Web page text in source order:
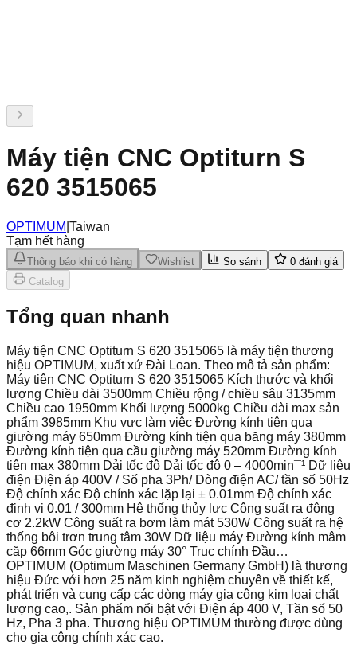
Máy tiện CNC Optiturn S
620 3515065
OPTIMUM Taiwan
Tạm hết hàng
Thông báo khi có hàng Wishlist So sánh 0 đánh giá
Catalog
Tổng quan nhanh
Máy tiện CNC Optiturn S 620 3515065 là máy tiện thương
hiệu OPTIMUM, xuất xứ Đài Loan. Theo mô tả sản phẩm:
Máy tiện CNC Optiturn S 620 3515065 Kích thước và khối
lượng Chiều dài 3500mm Chiều rộng / chiều sâu 3135mm
Chiều cao 1950mm Khối lượng 5000kg Chiều dài max sản
phẩm 3985mm Khu vực làm việc Đường kính tiện qua
giường máy 650mm Đường kính tiện qua băng máy 380mm
Đường kính tiện qua cầu giường máy 520mm Đường kính
tiện max 380mm Dải tốc độ Dải tốc độ 0 – 4000min¯¹ Dữ liệu
điện Điện áp 400V / Số pha 3Ph/ Dòng điện AC/ tần số 50Hz
Độ chính xác Độ chính xác lặp lại ± 0.01mm Độ chính xác
định vị 0.01 / 300mm Hệ thống thủy lực Công suất ra động
cơ 2.2kW Công suất ra bơm làm mát 530W Công suất ra hệ
thống bôi trơn trung tâm 30W Dữ liệu máy Đường kính mâm
cặp 66mm Góc giường máy 30° Trục chính Đầu…
OPTIMUM (Optimum Maschinen Germany GmbH) là thương
hiệu Đức với hơn 25 năm kinh nghiệm chuyên về thiết kế,
phát triển và cung cấp các dòng máy gia công kim loại chất
lượng cao,. Sản phẩm nổi bật với Điện áp 400 V, Tần số 50
Hz, Pha 3 pha. Thương hiệu OPTIMUM thường được dùng
cho gia công chính xác cao.